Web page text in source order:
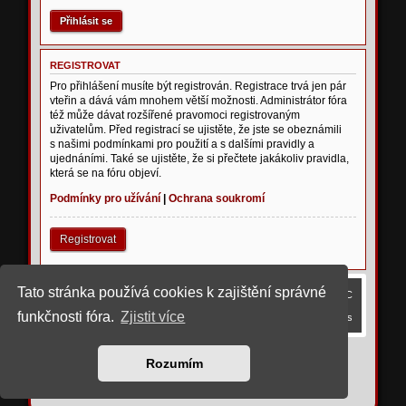
Tato stránka používá cookies k zajištění správné
funkčnosti fóra. Zjistit více
Rozumím
REGISTROVAT
Pro přihlášení musíte být registrován. Registrace trvá jen pár
vteřin a dává vám mnohem větší možnosti. Administrátor fóra
též může dávat rozšířené pravomoci registrovaným
uživatelům. Před registrací se ujistěte, že jste se obeznámili
s našimi podmínkami pro použití a s dalšími pravidly a
ujednáními. Také se ujistěte, že si přečtete jakákoliv pravidla,
která se na fóru objeví.
Podmínky pro užívání |Ochrana soukromí
Registrovat
Obsah fóra Všechny časy jsou v UTC
Smazat cookies
Kontaktujte nás